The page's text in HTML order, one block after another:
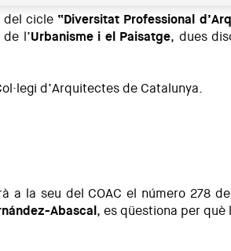
del cicle “Diversitat Professional
l’Urbanisme i el Paisatge, dues
d’Arquitectes de Catalunya.
a la seu del COAC el número 278
Abascal, es qüestiona per què